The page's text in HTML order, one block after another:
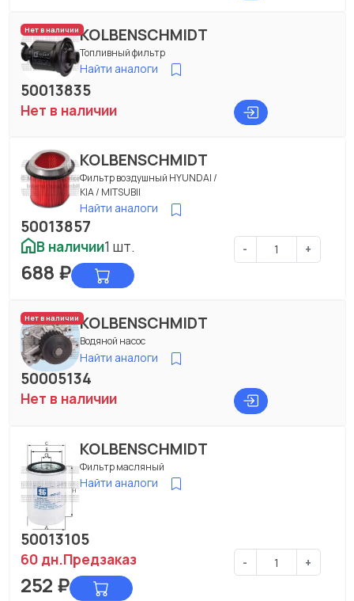
Нет в наличииKOLBENSCHMIDT
Топливный фильтр
Найти аналоги
50013835
Нет в наличии
KOLBENSCHMIDT
Фильтр воздушный HYUNDAI /
KIA / MITSUBII
Найти аналоги
50013857
В наличии1 шт. - +
688 ₽
Нет в наличииKOLBENSCHMIDT
Водяной насос
Найти аналоги
50005134
Нет в наличии
KOLBENSCHMIDT
Фильтр масляный
Найти аналоги
50013105
60 дн.Предзаказ - +
252 ₽